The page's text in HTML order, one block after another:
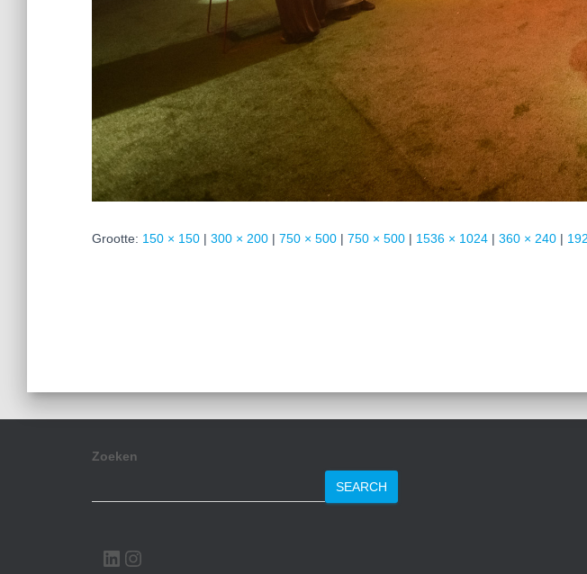
Grootte: 150 × 150 | 300 × 200 | 750 × 500 | 750 × 500 | 1536 × 1024 | 360 × 240 |
Zoeken
SEARCH
LINKEDIN